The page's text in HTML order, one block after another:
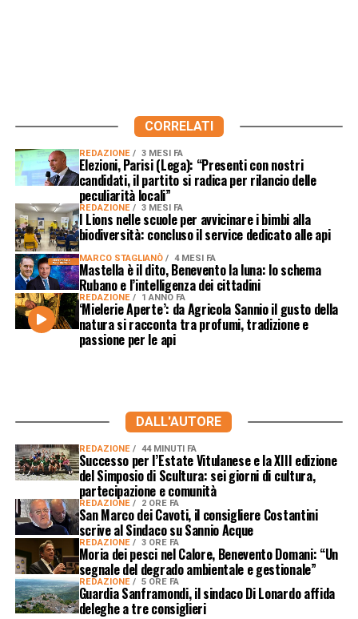
CORRELATI
REDAZIONE 3 MESI FA
Elezioni, Parisi (Lega): “Presenti con nostri
candidati, il partito si radica per rilancio delle
peculiarità locali”
REDAZIONE 3 MESI FA
I Lions nelle scuole per avvicinare i bimbi alla
biodiversità: concluso il service dedicato alle api
MARCO STAGLIANÒ 4 MESI FA
Mastella è il dito, Benevento la luna: lo schema
Rubano e l’intelligenza dei cittadini
REDAZIONE 1 ANNO FA
‘Mielerie Aperte’: da Agricola Sannio il gusto della
natura si racconta tra profumi, tradizione e
passione per le api
DALL'AUTORE
REDAZIONE 44 MINUTI FA
Successo per l’Estate Vitulanese e la XIII edizione
del Simposio di Scultura: sei giorni di cultura,
partecipazione e comunità
REDAZIONE 2 ORE FA
San Marco dei Cavoti, il consigliere Costantini
scrive al Sindaco su Sannio Acque
REDAZIONE 3 ORE FA
Moria dei pesci nel Calore, Benevento Domani: “Un
segnale del degrado ambientale e gestionale”
REDAZIONE 5 ORE FA
Guardia Sanframondi, il sindaco Di Lonardo affida
deleghe a tre consiglieri